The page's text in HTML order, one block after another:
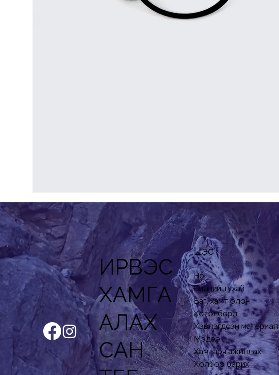
ИРВЭС
ХАМГА
АЛАХ
САН
Цэс
Нүүр
Бидний тухай
Баг, хамт олон
Хөтөлбөрүүд
Хэвлэгдсэн материал
Мэдээ
Хамтарч ажиллах
Холбоо барих